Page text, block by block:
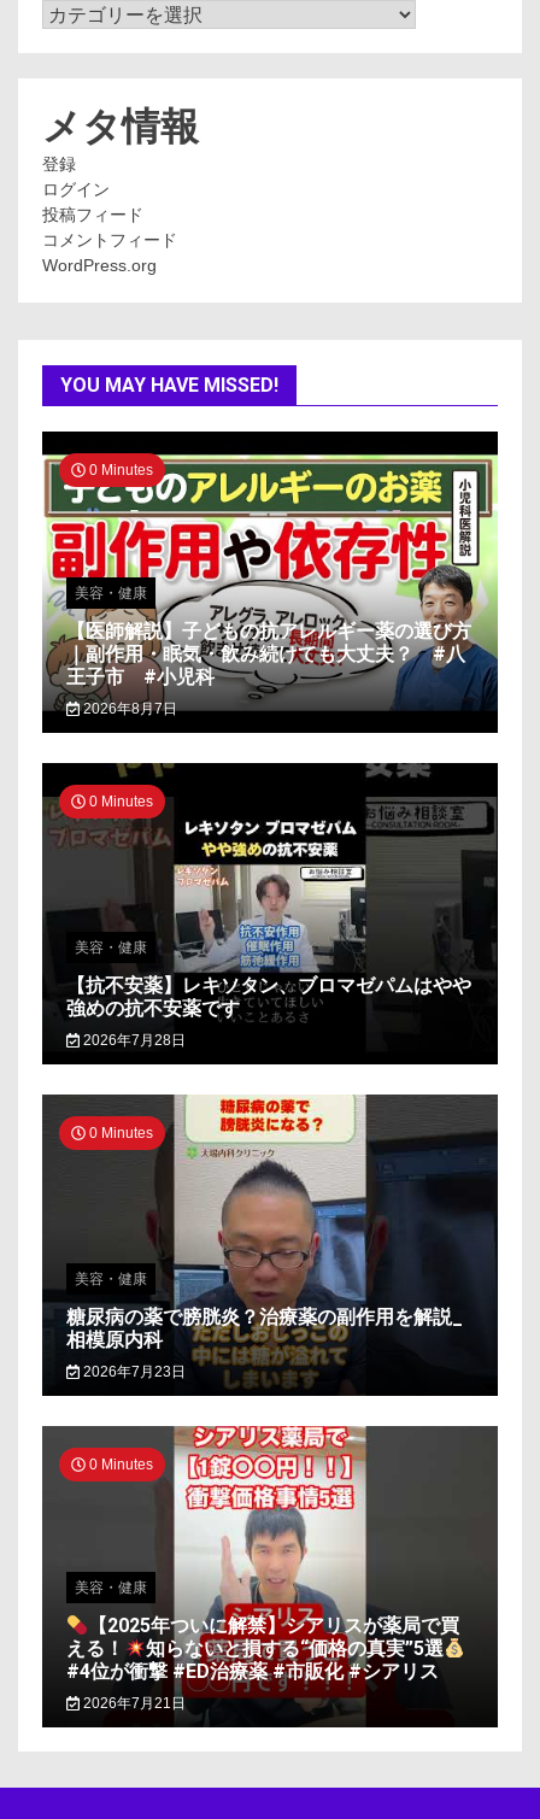
カ
メタ情報
登録
ログイン
投稿フィード
コメントフィード
WordPress.org
YOU MAY HAVE MISSED!
0 Minutes
美容・健康
【医師解説】子どもの抗アレルギー薬の選び方
｜副作用・眠気・飲み続けても大丈夫？ #八
王子市 #小児科
2026年8月7日
0 Minutes
美容・健康
【抗不安薬】レキソタン、ブロマゼパムはやや
強めの抗不安薬です
2026年7月28日
0 Minutes
美容・健康
糖尿病の薬で膀胱炎？治療薬の副作用を解説_
相模原内科
2026年7月23日
0 Minutes
美容・健康
【2025年ついに解禁】シアリスが薬局で買
える！
知らないと損する“価格の真実”5選
#4位が衝撃 #ED治療薬 #市販化 #シアリス
2026年7月21日